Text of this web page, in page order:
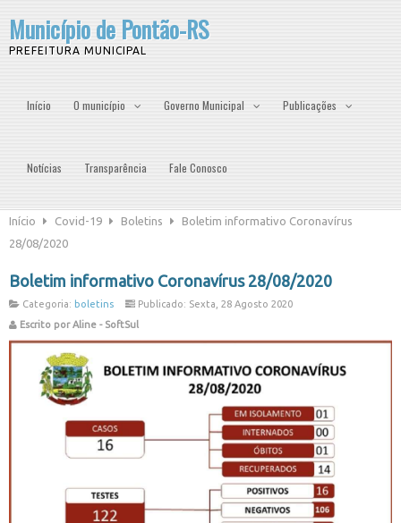
Município de Pontão-RS
PREFEITURA MUNICIPAL
Início O município Governo Municipal Publicações
Notícias Transparência Fale Conosco
Início Covid-19 Boletins
Boletim informativo Coronavírus
28/08/2020
Boletim informativo Coronavírus 28/08/2020
Categoria: boletins
Publicado: Sexta, 28 Agosto 2020
Escrito por Aline - SoftSul